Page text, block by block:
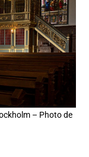
– Photo de